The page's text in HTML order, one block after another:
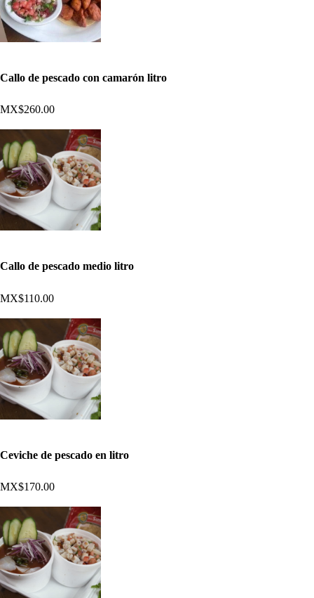
Callo de pescado con camarón litro
MX$260.00
Callo de pescado medio litro
MX$110.00
Ceviche de pescado en litro
MX$170.00